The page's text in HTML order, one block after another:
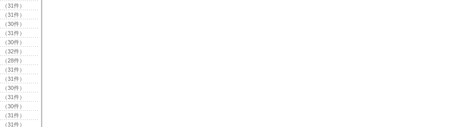
（31件）
（31件）
（30件）
（31件）
（30件）
（32件）
（28件）
（31件）
（31件）
（30件）
（31件）
（30件）
（31件）
（31件）